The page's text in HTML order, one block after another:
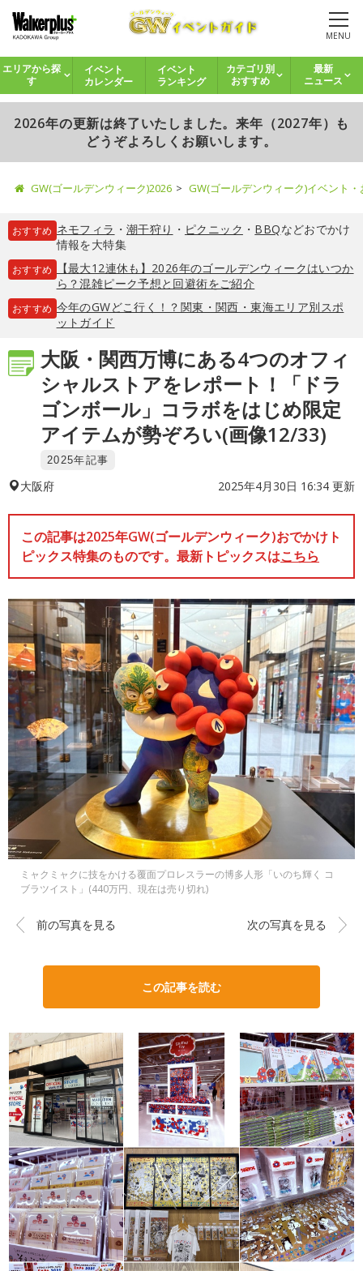
MENU
エリアから探
す
イベント
カレンダー
イベント
ランキング
カテゴリ別
おすすめ
最新
ニュース
2026年の更新は終了いたしました。来年（2027年）も
どうぞよろしくお願いします。
GW(ゴールデンウィーク)2026 GW(ゴールデンウィーク)イベント
おすすめ ネモフィラ ・ 潮干狩り ・ ピクニック ・ BBQなどおでかけ
情報を大特集
おすすめ
【最大12連休も】2026年のゴールデンウィークはいつか
ら？混雑ピーク予想と回避術をご紹介
おすすめ 今年のGWどこ行く！？関東・関西・東海エリア別スポ
ットガイド
大阪・関西万博にある4つのオフィ
シャルストアをレポート！「ドラ
ゴンボール」コラボをはじめ限定
アイテムが勢ぞろい(画像12/33)
2025年記事
大阪府 2025年4月30日 16:34 更新
この記事は2025年GW(ゴールデンウィーク)おでかけト
ピックス特集のものです。最新トピックスはこちら
ミャクミャクに技をかける覆面プロレスラーの博多人形「いのち輝く コ
ブラツイスト」(440万円、現在は売り切れ)
前の写真を見る 次の写真を見る
この記事を読む